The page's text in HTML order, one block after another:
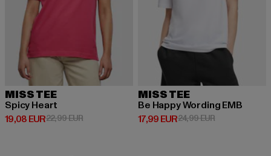
MISS TEE
Spicy Heart
19,08 EUR
Derzeitiger Preis: 19,08 EUR
22,99 EURAktionspreis: 22,99 EUR
MISS TEE
Be Happy Wording EMB
17,99 EUR
Derzeitiger Preis: 17,99 EUR
24,99 EURAktionspreis: